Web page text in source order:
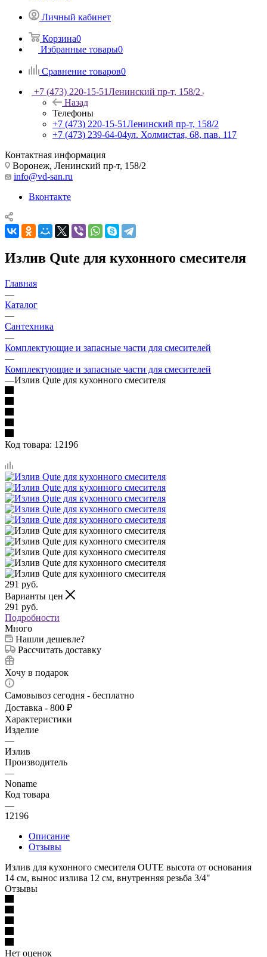
Личный кабинет
Корзина0
Избранные товары0
Сравнение товаров0
+7 (473) 220-15-51Ленинский пр-т, 158/2
Назад
Телефоны
+7 (473) 220-15-51Ленинский пр-т, 158/2
+7 (473) 239-64-04ул. Холмистая, 68, пав. 117
Контактная информация
Воронеж, Ленинский пр-т, 158/2
info@vd-san.ru
Вконтакте
Излив Qute для кухонного смесителя
Главная
—
Каталог
—
Сантехника
—
Комплектующие и запасные части для смесителей
—
Комплектующие и запасные части для смесителей
—Излив Qute для кухонного смесителя
Код товара: 12196
291 руб.
Варианты цен
291 руб.
Подробности
Много
Нашли дешевле?
Рассчитать доставку
Хочу в подарок
Самовывоз сегодня - бесплатно
Доставка - 800 ₽
Характеристики
Изделие
—
Излив
Производитель
—
Noname
Код товара
—
12196
Описание
Отзывы
Излив для кухонного смесителя OUTE высота от основания
14 см, вынос излива 12 см, внутренняя резьба 3/4"
Отзывы
Нет оценок